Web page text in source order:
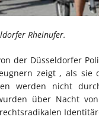
Rheinufer.
der Düsseldorfer
zeigt , als
werden nicht
über Nacht